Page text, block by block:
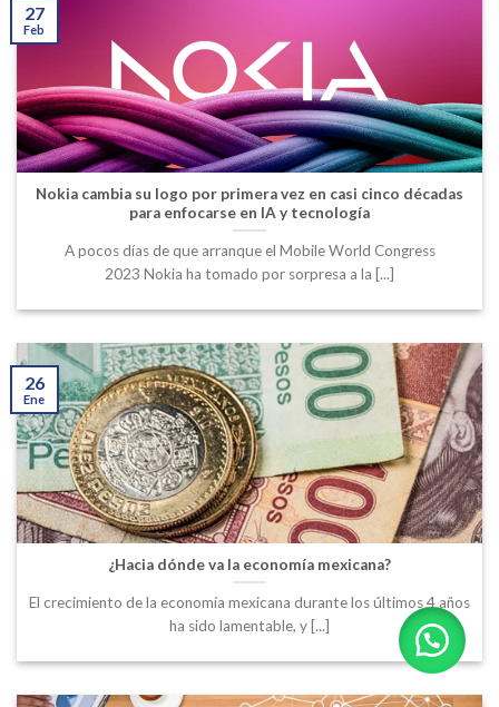
Nokia cambia su logo por primera vez en casi cinco décadas
para enfocarse en IA y tecnología
A pocos días de que arranque el Mobile World Congress
2023 Nokia ha tomado por sorpresa a la [...]
27
Feb
¿Hacia dónde va la economía mexicana?
El crecimiento de la economía mexicana durante los últimos 4 años
ha sido lamentable, y [...]
26
Ene